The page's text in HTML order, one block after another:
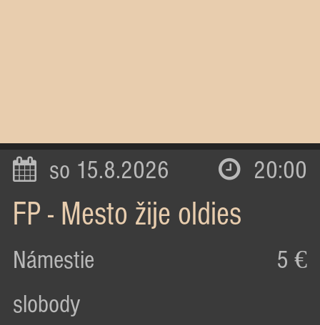
so 15.8.2026 20:00
FP - Mesto žije oldies
Námestie
slobody
5 €